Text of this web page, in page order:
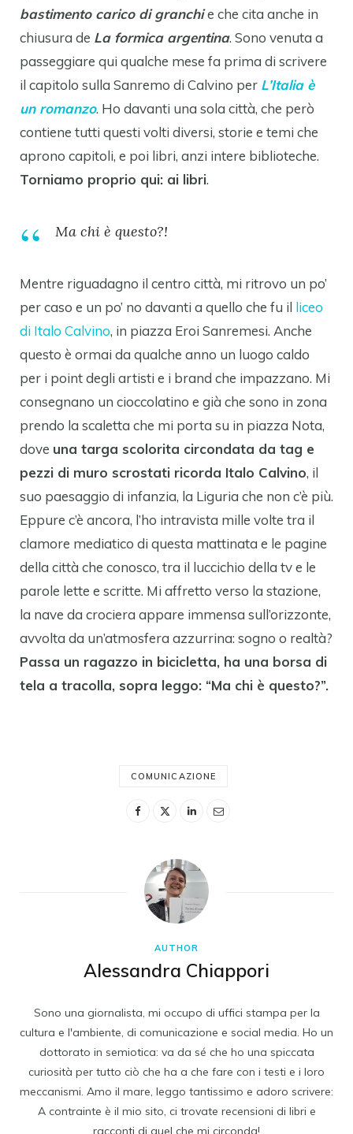
bastimento carico di granchie che cita anche in
chiusura de La formica argentina. Sono venuta a
passeggiare qui qualche mese fa prima di scrivere
il capitolo sulla Sanremo di Calvino per L’Italia è
un romanzo. Ho davanti una sola città, che però
contiene tutti questi volti diversi, storie e temi che
aprono capitoli, e poi libri, anzi intere biblioteche.
Torniamo proprio qui: ai libri.
Ma chi è questo?!
Mentre riguadagno il centro città, mi ritrovo un po’
per caso e un po’ no davanti a quello che fu il liceo
di Italo Calvino, in piazza Eroi Sanremesi. Anche
questo è ormai da qualche anno un luogo caldo
per i point degli artisti e i brand che impazzano. Mi
consegnano un cioccolatino e già che sono in zona
prendo la scaletta che mi porta su in piazza Nota,
dove una targa scolorita circondata da tag e
pezzi di muro scrostati ricorda Italo Calvino, il
suo paesaggio di infanzia, la Liguria che non c’è più.
Eppure c’è ancora, l’ho intravista mille volte tra il
clamore mediatico di questa mattinata e le pagine
della città che conosco, tra il luccichio della tv e le
parole lette e scritte. Mi affretto verso la stazione,
la nave da crociera appare immensa sull’orizzonte,
avvolta da un’atmosfera azzurrina: sogno o realtà?
Passa un ragazzo in bicicletta, ha una borsa di
tela a tracolla, sopra leggo: “Ma chi è questo?”.
COMUNICAZIONE
AUTHOR
Alessandra Chiappori
Sono una giornalista, mi occupo di uffici stampa per la
cultura e l'ambiente, di comunicazione e social media. Ho un
dottorato in semiotica: va da sé che ho una spiccata
curiosità per tutto ciò che ha a che fare con i testi e i loro
meccanismi. Amo il mare, leggo tantissimo e adoro scrivere:
A contrainte è il mio sito, ci trovate recensioni di libri e
racconti di quel che mi circonda!